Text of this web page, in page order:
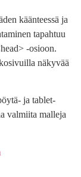
käänteessä ja
tapahtuu
-osioon.
näkyvää
ja tablet-
valmiita malleja